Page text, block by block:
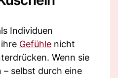
Individuen
Gefühle nicht
Wenn sie
– selbst durch eine